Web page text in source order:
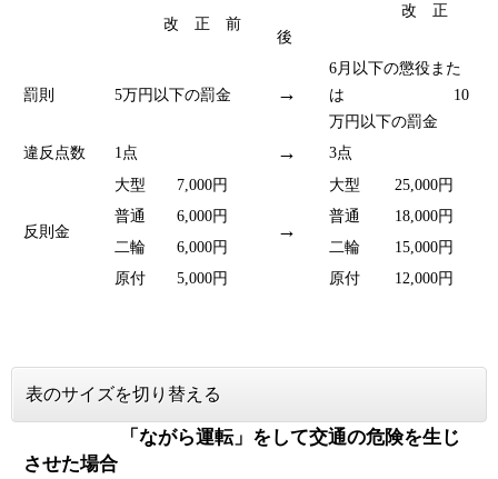
改 正 前
改 正
後
罰則 5万円以下の罰金 →
6月以下の懲役また
は 10
万円以下の罰金
違反点数
1点 → 3点
反則金
大型 7,000円
→
大型
25,000円
普通
6,000円 普通
18,000円
二輪
6,000円 二輪
15,000円
原付
5,000円 原付 12,000円
表のサイズを切り替える
「ながら運転」をして交通の危険を生じ
させた場合